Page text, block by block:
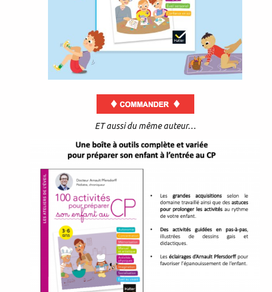
ET aussi du même auteur…